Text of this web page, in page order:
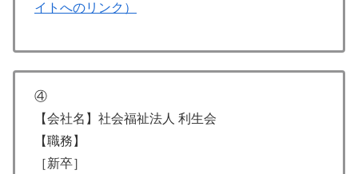
イトへのリンク）
④
【会社名】社会福祉法人 利生会
【職務】
［新卒］